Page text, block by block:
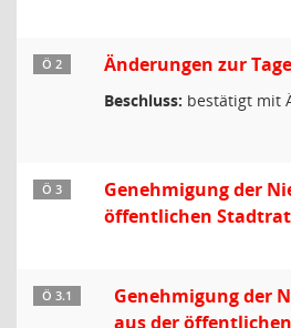
Ö 2 Änderungen zur
Beschluss: bestätigt mit
Ö 3
Genehmigung der
öffentlichen
Ö 3.1
Genehmigung der
aus der öffentlichen